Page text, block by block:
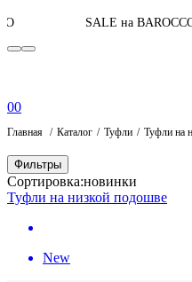
SALE на BAROCCO SALE на
00
Главная Каталог Туфли Туфли на
Фильтры
Сортировка:новинки
Туфли на низкой подошве
New